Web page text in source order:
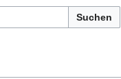
Suchen